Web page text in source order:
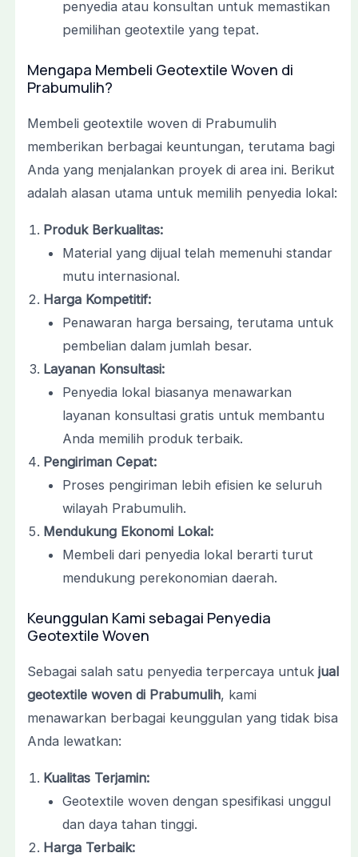
penyedia atau konsultan untuk memastikan
pemilihan geotextile yang tepat.
Mengapa Membeli Geotextile Woven di
Prabumulih?
Membeli geotextile woven di Prabumulih
memberikan berbagai keuntungan, terutama bagi
Anda yang menjalankan proyek di area ini. Berikut
adalah alasan utama untuk memilih penyedia lokal:
Produk Berkualitas:
Material yang dijual telah memenuhi standar
mutu internasional.
Harga Kompetitif:
Penawaran harga bersaing, terutama untuk
pembelian dalam jumlah besar.
Layanan Konsultasi:
Penyedia lokal biasanya menawarkan
layanan konsultasi gratis untuk membantu
Anda memilih produk terbaik.
Pengiriman Cepat:
Proses pengiriman lebih efisien ke seluruh
wilayah Prabumulih.
Mendukung Ekonomi Lokal:
Membeli dari penyedia lokal berarti turut
mendukung perekonomian daerah.
Keunggulan Kami sebagai Penyedia
Geotextile Woven
Sebagai salah satu penyedia terpercaya untuk jual
geotextile woven di Prabumulih, kami
menawarkan berbagai keunggulan yang tidak bisa
Anda lewatkan:
Kualitas Terjamin:
Geotextile woven dengan spesifikasi unggul
dan daya tahan tinggi.
Harga Terbaik: